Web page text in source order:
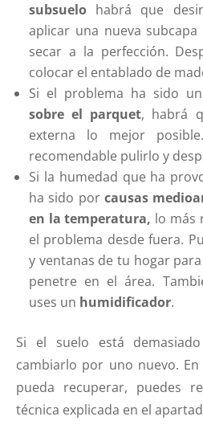
subsuelo habrá que
aplicar una nueva
secar a la perfección.
colocar el entablado de
Si el problema ha sido un
sobre el parquet, habrá
externa lo mejor
recomendable pulirlo y
Si la humedad que ha
ha sido por causas
en la temperatura, lo más
el problema desde fuera.
y ventanas de tu hogar
penetre en el área.
uses un humidificador.
Si el suelo está
cambiarlo por uno nuevo.
pueda recuperar, puedes
técnica explicada en el